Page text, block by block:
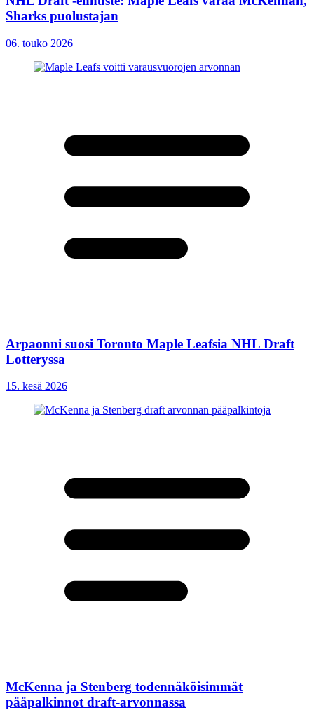
Sharks puolustajan
06. touko 2026
Arpaonni suosi Toronto Maple Leafsia NHL Draft
Lotteryssa
15. kesä 2026
McKenna ja Stenberg todennäköisimmät
pääpalkinnot draft-arvonnassa